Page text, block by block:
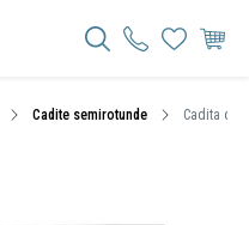
Cadite semirotunde Cadita de